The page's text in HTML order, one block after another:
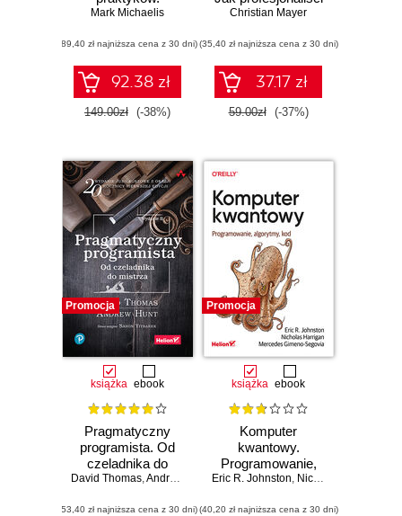
Wydanie VII
Mark Michaelis
(89,40 zł najniższa cena z 30 dni)
92.38 zł
149.00zł (-38%)
piszą programy
Christian Mayer
(35,40 zł najniższa cena z 30 dni)
37.17 zł
59.00zł (-37%)
Promocja
książka ebook
Pragmatyczny
programista. Od
czeladnika do
mistrza. Wydanie II
David Thomas,Andrew Hunt
(53,40 zł najniższa cena z 30 dni)
Promocja
książka ebook
Komputer
kwantowy.
Programowanie,
algorytmy, kod
Eric R. Johnston, Nicholas Harrigan
(40,20 zł najniższa cena z 30 dni)